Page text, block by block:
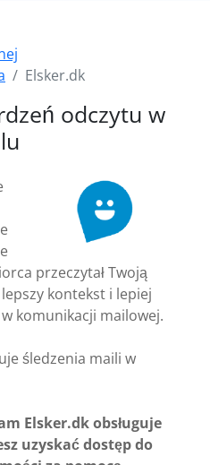
Elsker.dk
odczytu w
przeczytał Twoją
kontekst i lepiej
komunikacji mailowej.
śledzenia maili w
Elsker.dk obsługuje
uzyskać dostęp do